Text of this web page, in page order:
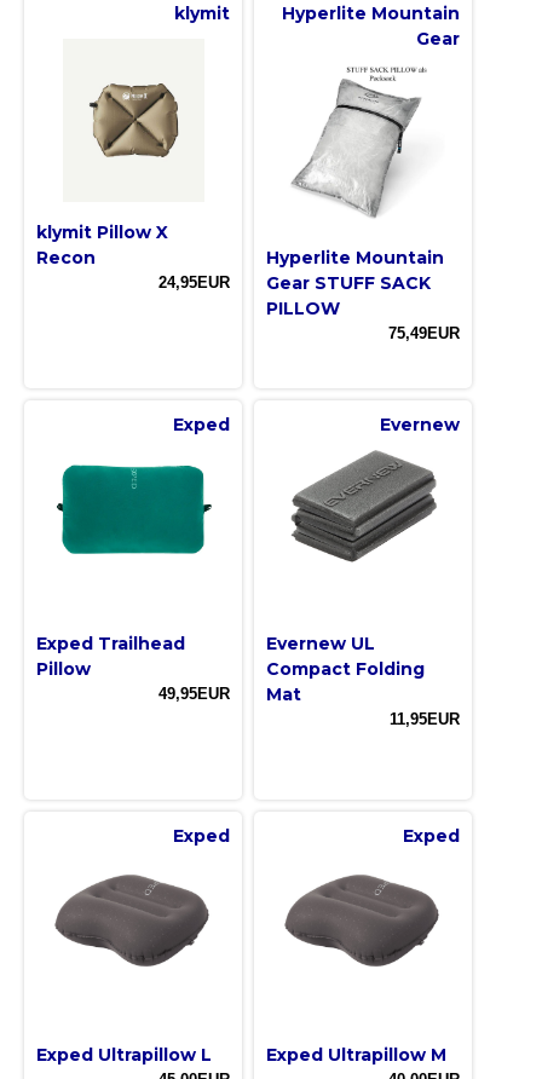
klymit
klymit Pillow X
Recon
24,95EUR
Hyperlite Mountain
Gear
Hyperlite Mountain
Gear STUFF SACK
PILLOW
75,49EUR
Exped
Exped Trailhead
Pillow
49,95EUR
Evernew
Evernew UL
Compact Folding
Mat
11,95EUR
Exped
Exped Ultrapillow L
Exped
Exped Ultrapillow M